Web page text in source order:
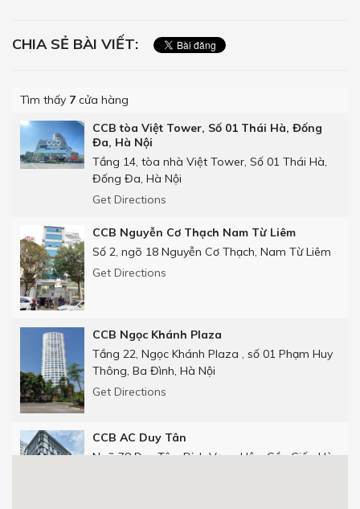
CHIA SẺ BÀI VIẾT:
Tìm thấy 7 cửa hàng
CCB tòa Việt Tower, Số 01 Thái Hà, Đống
Đa, Hà Nội
Tầng 14, tòa nhà Việt Tower, Số 01 Thái Hà,
Đống Đa, Hà Nội
Get Directions
CCB Nguyễn Cơ Thạch Nam Từ Liêm
Số 2, ngõ 18 Nguyễn Cơ Thạch, Nam Từ Liêm
Get Directions
CCB Ngọc Khánh Plaza
Tầng 22, Ngọc Khánh Plaza , số 01 Phạm Huy
Thông, Ba Đình, Hà Nội
Get Directions
CCB AC Duy Tân
Ngõ 78 Duy Tân, Dịch Vọng Hậu, Cầu Giấy, Hà